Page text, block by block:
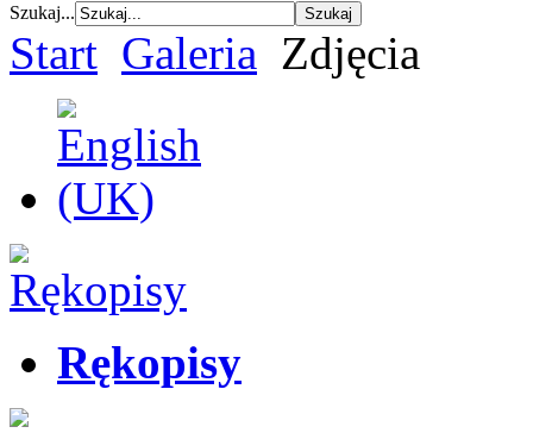
Szukaj...
Start Galeria Zdjęcia
Rękopisy